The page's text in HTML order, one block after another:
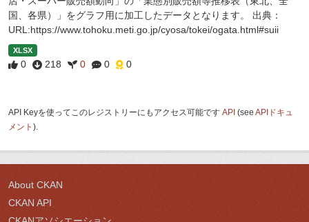
国、各県）」をグラフ用に加工したデータとなります。 出典：
URL:https://www.tohoku.meti.go.jp/cyosa/tokei/ogata.html#suii
XLSX
0 218 0 0 0
API Keyを使ってこのレジストリーにもアクセス可能です API (see APIドキュ
メント ).
About CKAN
CKAN API